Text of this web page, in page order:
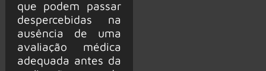
que podem passar
despercebidas na
ausência de uma
avaliação médica
adequada antes da